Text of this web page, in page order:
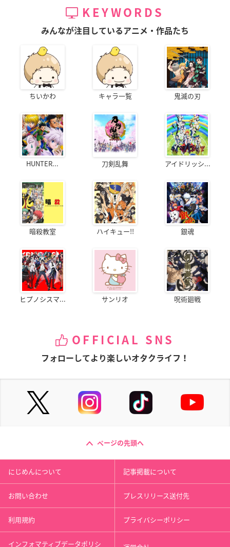
KEYWORDS
みんなが注目しているアニメ・作品たち
ちいかわ キャラ一覧 鬼滅の刃
HUNTER... 刀剣乱舞 アイドリッシ...
暗殺教室 ハイキュー!! 銀魂
ヒプノシスマ... サンリオ 呪術廻戦
OFFICIAL SNS
フォローしてより楽しいオタクライフ！
ページの先頭へ
にじめんについて 記事掲載について
お問い合わせ プレスリリース送付先
利用規約 プライバシーポリシー
インフォマティブデータポリシ